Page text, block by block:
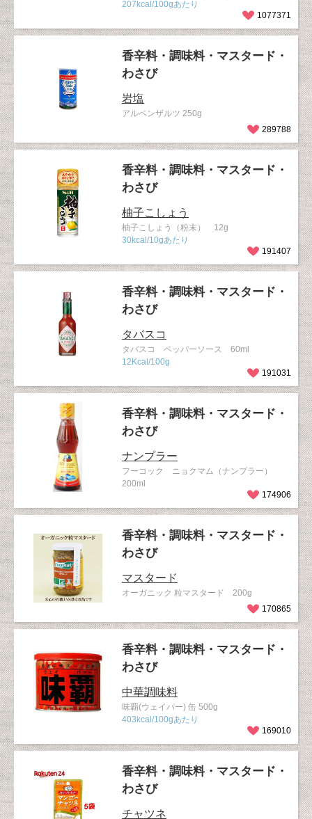
207kcal/100gあたり
1077371
香辛料・調味料・マスタード・
わさび
岩塩
アルペンザルツ 250g
289788
香辛料・調味料・マスタード・
わさび
柚子こしょう
柚子こしょう（粉末） 12g
30kcal/10gあたり
191407
香辛料・調味料・マスタード・
わさび
タバスコ
タバスコ ペッパーソース 60ml
12Kcal/100g
191031
香辛料・調味料・マスタード・
わさび
ナンプラー
フーコック ニョクマム（ナンプラー）
200ml
174906
香辛料・調味料・マスタード・
わさび
マスタード
オーガニック 粒マスタード 200g
170865
香辛料・調味料・マスタード・
わさび
中華調味料
味覇(ウェイパー) 缶 500g
403kcal/100gあたり
169010
香辛料・調味料・マスタード・
わさび
チャツネ